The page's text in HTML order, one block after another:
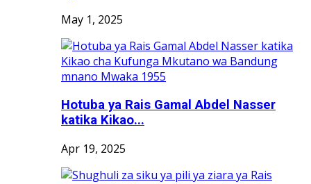
May 1, 2025
Hotuba ya Rais Gamal Abdel Nasser
katika Kikao...
Apr 19, 2025